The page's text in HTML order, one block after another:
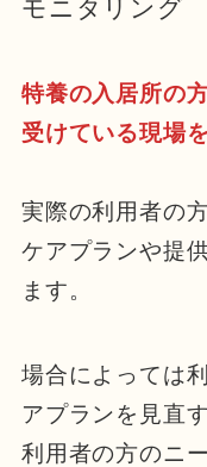
モニタリング
特養の入居所の
受けている現場
実際の利用者の
ケアプランや提
ます。
場合によっては
アプランを見直
利用者の方のニ